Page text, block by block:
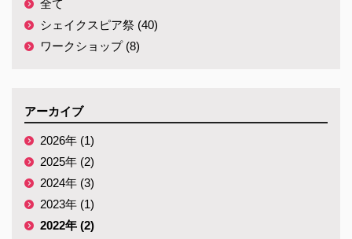
全て
シェイクスピア祭 (40)
ワークショップ (8)
アーカイブ
2026年 (1)
2025年 (2)
2024年 (3)
2023年 (1)
2022年 (2)